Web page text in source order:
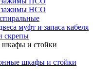
зажимы НСО
муфт и запаса кабеля
скрепы
шкафы и стойки
шкафы и стойки